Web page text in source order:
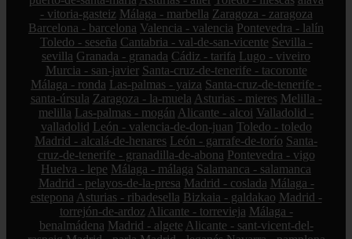
- vitoria-gasteiz Málaga - marbella Zaragoza - zaragoza
Barcelona - barcelona Valencia - valencia Pontevedra - lalín
Toledo - seseña Cantabria - val-de-san-vicente Sevilla -
sevilla Granada - granada Cádiz - tarifa Lugo - viveiro
Murcia - san-javier Santa-cruz-de-tenerife - tacoronte
Málaga - ronda Las-palmas - yaiza Santa-cruz-de-tenerife -
santa-úrsula Zaragoza - la-muela Asturias - mieres Melilla -
melilla Las-palmas - mogán Alicante - alcoi Valladolid -
valladolid León - valencia-de-don-juan Toledo - toledo
Madrid - alcalá-de-henares León - garrafe-de-torío Santa-
cruz-de-tenerife - granadilla-de-abona Pontevedra - vigo
Huelva - lepe Málaga - málaga Salamanca - salamanca
Madrid - pelayos-de-la-presa Madrid - coslada Málaga -
estepona Asturias - ribadesella Bizkaia - galdakao Madrid -
torrejón-de-ardoz Alicante - torrevieja Málaga -
benalmádena Madrid - algete Alicante - sant-vicent-del-